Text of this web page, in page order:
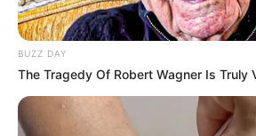
BUZZ DAY
The Tragedy Of Robert Wagner Is Truly